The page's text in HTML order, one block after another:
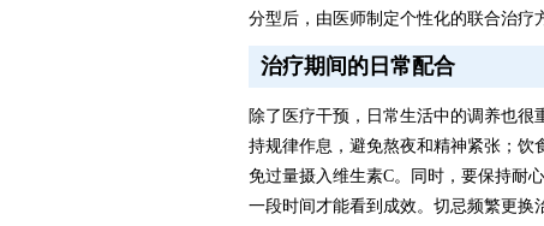
分型后，由医师制定个性化的联合治疗
治疗期间的日常配合
除了医疗干预，日常生活中的调养也很
持规律作息，避免熬夜和精神紧张；饮
免过量摄入维生素C。同时，要保持耐
一段时间才能看到成效。切忌频繁更换